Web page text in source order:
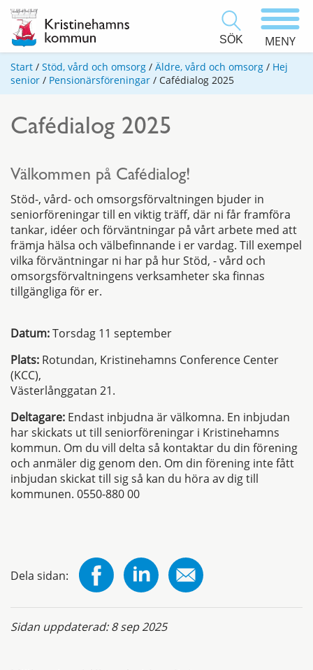
SÖK MENY
Start / Stöd, vård och omsorg / Äldre, vård och omsorg / Hej
senior / Pensionärsföreningar / Cafédialog 2025
Cafédialog 2025
Välkommen på Cafédialog!
Stöd-, vård- och omsorgsförvaltningen bjuder in
seniorföreningar till en viktig träff, där ni får framföra
tankar, idéer och förväntningar på vårt arbete med att
främja hälsa och välbefinnande i er vardag. Till exempel
vilka förväntningar ni har på hur Stöd, - vård och
omsorgsförvaltningens verksamheter ska finnas
tillgängliga för er.
Datum:Torsdag 11 september
Plats: Rotundan, Kristinehamns Conference Center
(KCC),
Västerlånggatan 21.
Deltagare: Endast inbjudna är välkomna. En inbjudan
har skickats ut till seniorföreningar i Kristinehamns
kommun. Om du vill delta så kontaktar du din förening
och anmäler dig genom den. Om din förening inte fått
inbjudan skickat till sig så kan du höra av dig till
kommunen. 0550-880 00
Dela sidan:
Sidan uppdaterad:8 sep 2025